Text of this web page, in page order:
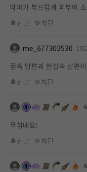
악마가 부드럽게 피부에
신고
차단
me_677302530
꿈속 남편과 현실속 남편
신고
차단
무섭네요!
신고
차단